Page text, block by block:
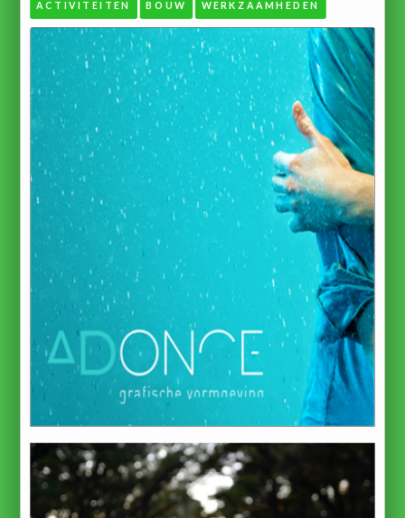
ACTIVITEITEN BOUW WERKZAAMHEDEN